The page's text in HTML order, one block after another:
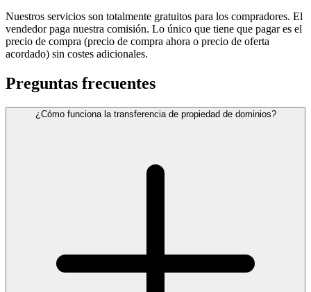
Nuestros servicios son totalmente gratuitos para los compradores. El
vendedor paga nuestra comisión. Lo único que tiene que pagar es el
precio de compra (precio de compra ahora o precio de oferta
acordado) sin costes adicionales.
Preguntas frecuentes
¿Cómo funciona la transferencia de propiedad de dominios?